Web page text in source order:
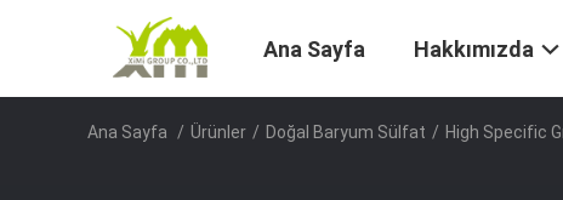
Ana Sayfa Hakkımızda
Ana Sayfa / Ürünler / Doğal Baryum Sülfat / High Specific